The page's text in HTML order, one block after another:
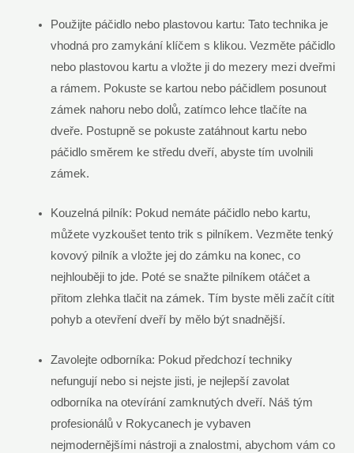
Použijte páčidlo nebo plastovou kartu: Tato technika je
vhodná pro zamykání klíčem s klikou. Vezměte páčidlo
nebo plastovou kartu a vložte ji do mezery mezi dveřmi
a rámem. Pokuste se kartou nebo páčidlem posunout
zámek nahoru nebo dolů, zatímco lehce tlačíte na
dveře. Postupně se pokuste zatáhnout kartu nebo
páčidlo směrem ke středu dveří, abyste tím uvolnili
zámek.
Kouzelná pilník: Pokud nemáte páčidlo nebo kartu,
můžete vyzkoušet tento trik s pilníkem. Vezměte tenký
kovový pilník a vložte jej do zámku na konec, co
nejhlouběji to jde. Poté se snažte pilníkem otáčet a
přitom zlehka tlačit na zámek. Tím byste měli začít cítit
pohyb a otevření dveří by mělo být snadnější.
Zavolejte odborníka: Pokud předchozí techniky
nefungují nebo si nejste jisti, je nejlepší zavolat
odborníka na otevírání zamknutých dveří. Náš tým
profesionálů v Rokycanech je vybaven
nejmodernějšími nástroji a znalostmi, abychom vám co